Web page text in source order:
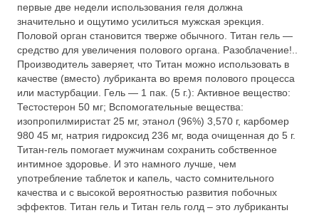
первые две недели использования геля должна
значительно и ощутимо усилиться мужская эрекция.
Половой орган становится тверже обычного. Титан гель —
средство для увеличения полового органа. Разоблачение!..
Производитель заверяет, что Титан можно использовать в
качестве (вместо) лубриканта во время полового процесса
или мастурбации. Гель — 1 пак. (5 г.): Активное вещество:
Тестостерон 50 мг; Вспомогательные вещества:
изопропилмиристат 25 мг, этанол (96%) 3,570 г, карбомер
980 45 мг, натрия гидроксид 236 мг, вода очищенная до 5 г.
Титан-гель помогает мужчинам сохранить собственное
интимное здоровье. И это намного лучше, чем
употребление таблеток и капель, часто сомнительного
качества и с высокой вероятностью развития побочных
эффектов. Титан гель и Титан гель голд – это лубриканты